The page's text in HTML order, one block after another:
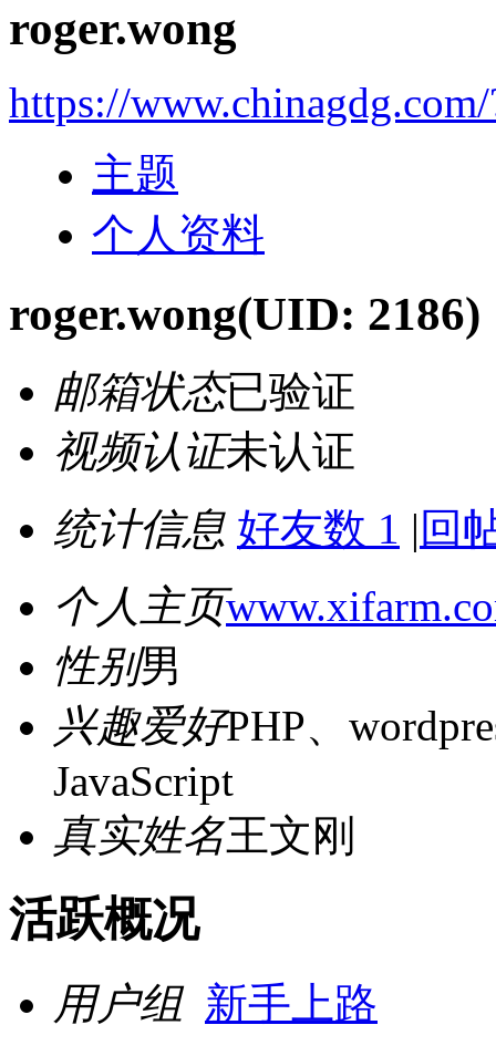
roger.wong
https://
主题
个人资料
roger.wong(UID: 2186)
邮箱状态已验证
视频认证未认证
统计信息 好友数 1 | 回
个人主页
性别男
兴趣爱好PHP、
JavaScript
真实姓名王文刚
活跃概况
用户组 新手上路